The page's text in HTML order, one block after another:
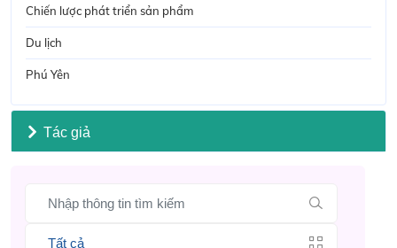
Chiến lược phát triển sản phẩm
Du lịch
Phú Yên
Tác giả